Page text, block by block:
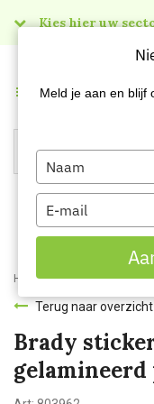
Kies hier uw
Menu
Home Webshop
Terug naar overzicht
Brady
gelamineerd
Meld je aan en blijf
Type
your
name
Type
your
email